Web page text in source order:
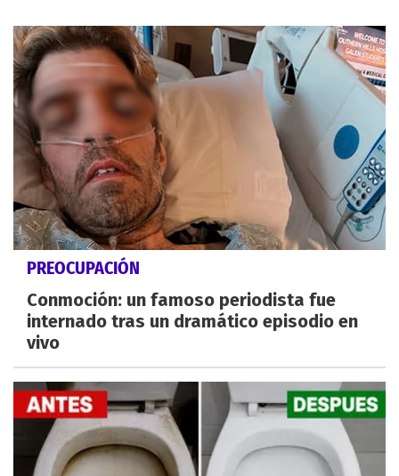
PREOCUPACIÓN
Conmoción: un famoso periodista fue
internado tras un dramático episodio en
vivo